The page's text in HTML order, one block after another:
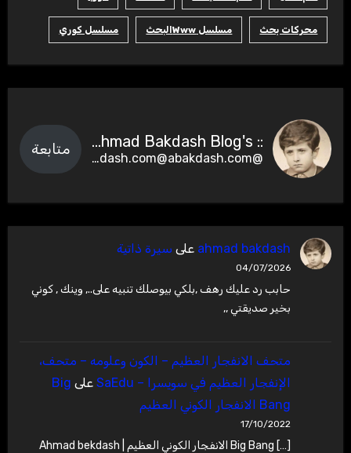
محركات بحث مسلسل Wwwالبحث مسلسل كوري
:: Ahmad Bakdash Blog's ::
@abakdash.com@abakdash.com
متابعة
ahmad bakdash على سيرة ذاتية
04/07/2026
حابب رد عليك رهف ,بلكي بيوصلك تنبيه على.., وينك , كوني
بخير صديقتي ,,
متحف الانفجار العظيم – ‫الكون وعلومه – متحف،
الإنفجار العظيم في سويسرا – SaEdu
على Big
Bang الانفجار الكوني العظيم
17/10/2022
[…] Big Bang الانفجار الكوني العظيم | Ahmad bekdash